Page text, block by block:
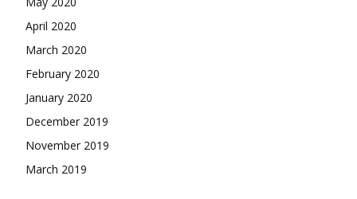
April 2020
March 2020
February 2020
January 2020
December 2019
November 2019
March 2019